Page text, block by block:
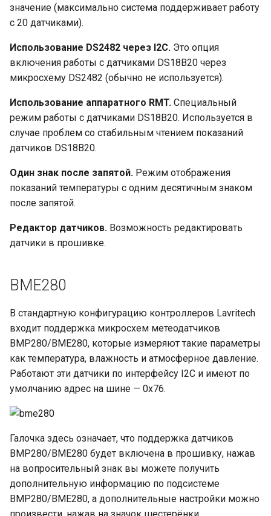
значение (максимально система поддерживает работу
с 20 датчиками).
Использование DS2482 через I2C. Это опция
включения работы с датчиками DS18B20 через
микросхему DS2482 (обычно не используется).
Использование аппаратного RMT. Специальный
режим работы с датчиками DS18B20. Используется в
случае проблем со стабильным чтением показаний
датчиков DS18B20.
Один знак после запятой. Режим отображения
показаний температуры с одним десятичным знаком
после запятой.
Редактор датчиков. Возможность редактировать
датчики в прошивке.
BME280
В стандартную конфигурацию контроллеров Lavritech
входит поддержка микросхем метеодатчиков
BMP280/BME280, которые измеряют такие параметры
как температура, влажность и атмосферное давление.
Работают эти датчики по интерфейсу I2C и имеют по
умолчанию адрес на шине — 0x76.
Галочка здесь означает, что поддержка датчиков
BMP280/BME280 будет включена в прошивку, нажав
на вопросительный знак вы можете получить
дополнительную информацию по подсистеме
BMP280/BME280, а дополнительные настройки можно